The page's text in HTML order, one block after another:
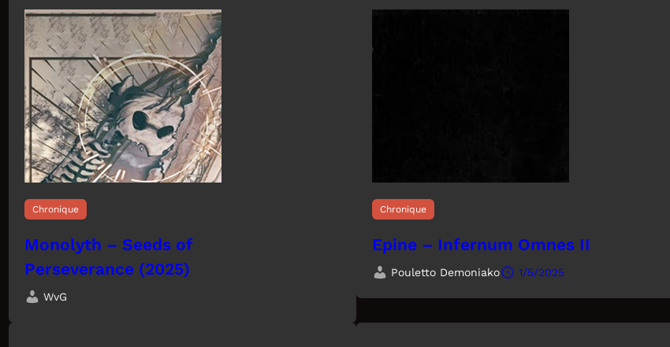
Chronique
Monolyth – Seeds of
Perseverance (2025)
WvG
Chronique
Epine – Infernum Omnes II
Pouletto Demoniako 1/5/2025